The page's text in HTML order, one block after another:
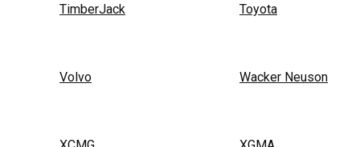
TimberJack Toyota
Volvo Wacker Neuson